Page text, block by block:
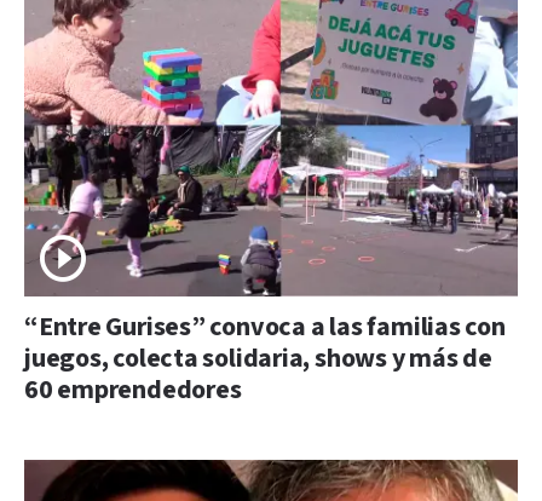
“Entre Gurises” convoca a las familias con
juegos, colecta solidaria, shows y más de
60 emprendedores